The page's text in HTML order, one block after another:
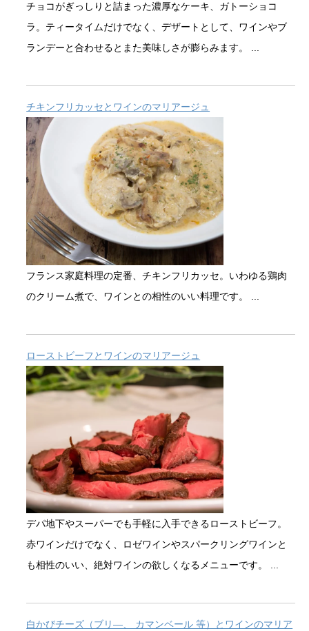
チョコがぎっしりと詰まった濃厚なケーキ、ガトーショコ
ラ。ティータイムだけでなく、デザートとして、ワインやブ
ランデーと合わせるとまた美味しさが膨らみます。 ...
チキンフリカッセとワインのマリアージュ
フランス家庭料理の定番、チキンフリカッセ。いわゆる鶏肉
のクリーム煮で、ワインとの相性のいい料理です。 ...
ローストビーフとワインのマリアージュ
デパ地下やスーパーでも手軽に入手できるローストビーフ。
赤ワインだけでなく、ロゼワインやスパークリングワインと
も相性のいい、絶対ワインの欲しくなるメニューです。 ...
白かびチーズ（ブリ―、 カマンベール 等）とワインのマリア